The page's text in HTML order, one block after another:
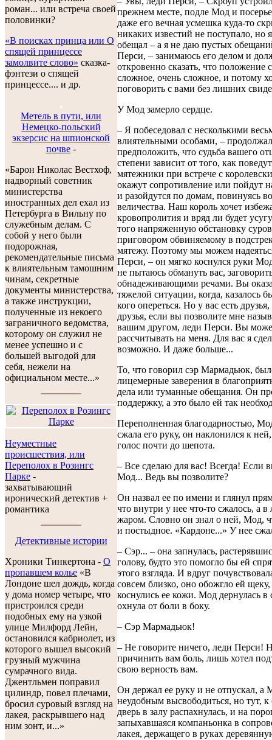
роман... или встреча своей
половинки?
«В поисках принца или О
спящей принцессе
замолвите слово» сказка-
фэнтези о спящей
принцессе.... и др.
Метель в пути, или
Немецко-польский
экзерсис на шпионской
почве -
«Барон Николас Вестхоф,
надворный советник
министерства
иностранных дел ехал из
Петербурга в Вильну по
служебным делам. С
собой у него были
подорожная,
рекомендательные письма
к влиятельным тамошним
чинам, секретные
документы министерства,
а также инструкции,
полученные из некоего
заграничного ведомства,
которому он служил не
менее успешно и с
большей выгодой для
себя, нежели на
официальном месте...»
Неуместные
происшествия, или
Переполох в Розингс
Парке -
захватывающий
иронический детектив +
романтика
Детективные истории
Хроники Тинкертона - O
пропавшем колье «В
Лондоне шел дождь, когда
у дома номер четыре, что
пристроился среди
подобных ему на узкой
улице Милфорд Лейн,
остановился кабриолет, из
которого вышел высокий
грузный мужчина
сумрачного вида.
Джентльмен поправил
цилиндр, повел плечами,
бросил суровый взгляд на
лакея, раскрывшего над
ним зонт, и...»
прежнем месте, подле Мод и
даже его вечная усмешка куда-то
никаких известий не поступало, но
обещал – а я не даю пустых
Перси, – занимаюсь его делом и
откровенно сказать, что положение
сложное, очень сложное, и потому
поговорить с вами без лишних
У Мод замерло сердце.
– Я побеседовал с несколькими
влиятельными особами, –
предположить, что судьба вашего
степени зависит от того, как
мятежники при встрече с
окажут сопротивление или пойдут
и разойдутся по домам, повинуясь
величества. Наш король хочет
кровопролития и вряд ли будет
того напряженную обстановку
приговором обвиняемому в
мятежу. Поэтому мы можем
Перси, – он мягко коснулся руки
не пытаюсь обмануть вас,
обнадеживающими речами. Вы
тяжелой ситуации, когда, казалось
кого опереться. Но у вас есть
друзья, если вы позволите мне
вашим другом, леди Перси. Вы
рассчитывать на меня. Для вас я
возможно. И даже больше...
То, что говорил сэр Мармадьюк,
лицемерные заверения в
дела или туманные обещания. Он
поддержку, а это было ей так
Переполненная благодарностью,
сжала его руку, он наклонился к
голос почти до шепота.
– Все сделаю для вас! Всегда! Если
Мод... Ведь вы позволите?
Он назвал ее по имени и глянул
что внутри у нее что-то сжалось, а в
жаром. Словно он знал о ней, Мод,
и постыдное. «Кардоне...» У нее
– Сэр... – она запнулась,
голову, будто это помогло бы ей
этого взгляда. И вдруг
совсем близко, оно обожгло ей
коснулись ее кожи. Мод дернулась в
охнула от боли в боку.
– Сэр Мармадьюк!
– Не говорите ничего, леди Перси!
причинить вам боль, лишь хотел
свою верность вам.
Он держал ее руку и не отпускал, а
неудобным высвободиться, но тут, к
дверь в залу распахнулась, и на
запыхавшаяся компаньонка в
лакея, держащего в руках